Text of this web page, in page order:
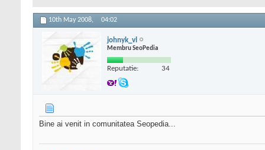
10th May 2008, 04:02
johnyk_vl
Membru SeoPedia
Reputatie: 34
Bine ai venit in comunitatea Seopedia...